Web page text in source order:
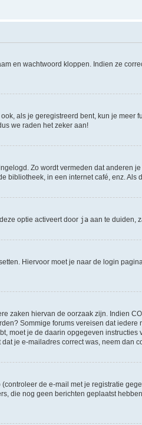
en wachtwoord kloppen. Indien ze
als je geregistreerd bent, kun je
we raden het zeker aan!
Zo wordt vermeden dat anderen
in een internet café, enz.
optie activeert door ja aan te duiden,
Hiervoor moet je naar de login
hiervan de oorzaak zijn. Indien
Sommige forums vereisen dat
je de daarin opgegeven
je e-mailadres correct was, neem dan
de e-mail met je registratie
die nog geen berichten geplaatst